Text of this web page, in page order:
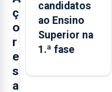
ç
o
r
e
s
a
candidatos
ao Ensino
Superior na
1.ª fase